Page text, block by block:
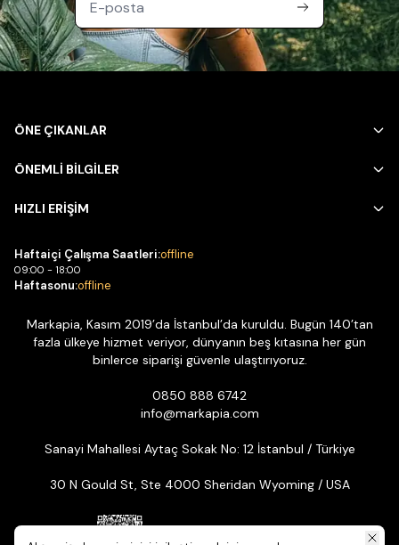
ÖNE ÇIKANLAR
ÖNEMLİ BİLGİLER
HIZLI ERİŞİM
Haftaiçi Çalışma Saatleri:offline
09:00 - 18:00
Haftasonu:offline
Markapia, Kasım 2019’da İstanbul’da kuruldu. Bugün 140’tan
fazla ülkeye hizmet veriyor, dünyanın beş kıtasına her gün
binlerce siparişi güvenle ulaştırıyoruz.
0850 888 6742
info@markapia.com
Sanayi Mahallesi Aytaç Sokak No: 12 İstanbul / Türkiye
30 N Gould St, Ste 4000 Sheridan Wyoming / USA